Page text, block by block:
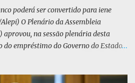
para todo...
poderá ser convertido para iene
O Plenário da Assembleia
na sessão plenária desta
do empréstimo do Governo do Estado